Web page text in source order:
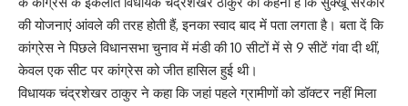
की योजनाएं आंवले की तरह होती हैं, इनका स्वाद बाद में पता लगता है। बता दें कि
कांग्रेस ने पिछले विधानसभा चुनाव में मंडी की 10 सीटों में से 9 सीटें गंवा दी थीं,
केवल एक सीट पर कांग्रेस को जीत हासिल हुई थी।
विधायक चंद्रशेखर ठाकुर ने कहा कि जहां पहले ग्रामीणों को डॉक्टर नहीं मिला